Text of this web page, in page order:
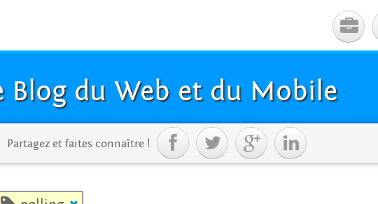

Blog du Web et du Mobile
Partagez et faites connaître !    